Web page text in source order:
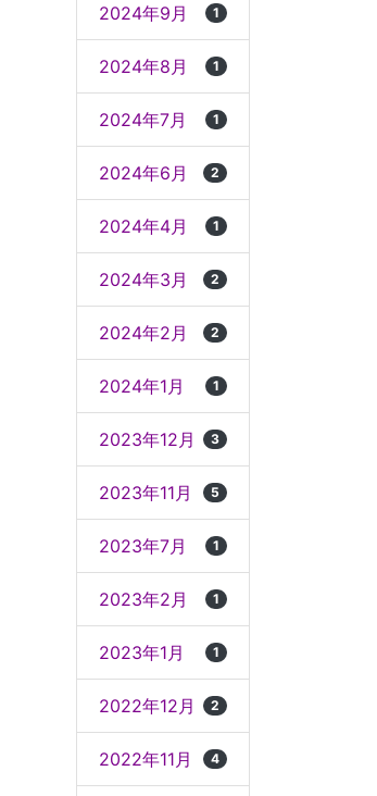
2024年9月 1
2024年8月 1
2024年7月 1
2024年6月 2
2024年4月 1
2024年3月 2
2024年2月 2
2024年1月 1
2023年12月 3
2023年11月 5
2023年7月 1
2023年2月 1
2023年1月 1
2022年12月 2
2022年11月 4